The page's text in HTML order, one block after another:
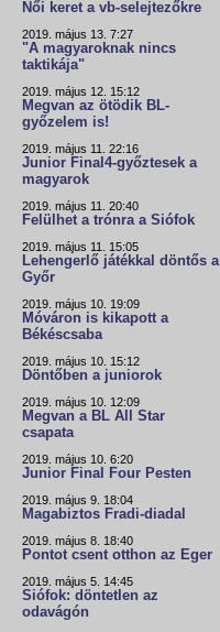
Női keret a vb-selejtezőkre
2019. május 13. 7:27
"A magyaroknak nincs
taktikája"
2019. május 12. 15:12
Megvan az ötödik BL-
győzelem is!
2019. május 11. 22:16
Junior Final4-győztesek a
magyarok
2019. május 11. 20:40
Felülhet a trónra a Siófok
2019. május 11. 15:05
Lehengerlő játékkal döntős a
Győr
2019. május 10. 19:09
Móváron is kikapott a
Békéscsaba
2019. május 10. 15:12
Döntőben a juniorok
2019. május 10. 12:09
Megvan a BL All Star
csapata
2019. május 10. 6:20
Junior Final Four Pesten
2019. május 9. 18:04
Magabiztos Fradi-diadal
2019. május 8. 18:40
Pontot csent otthon az Eger
2019. május 5. 14:45
Siófok: döntetlen az
odavágón